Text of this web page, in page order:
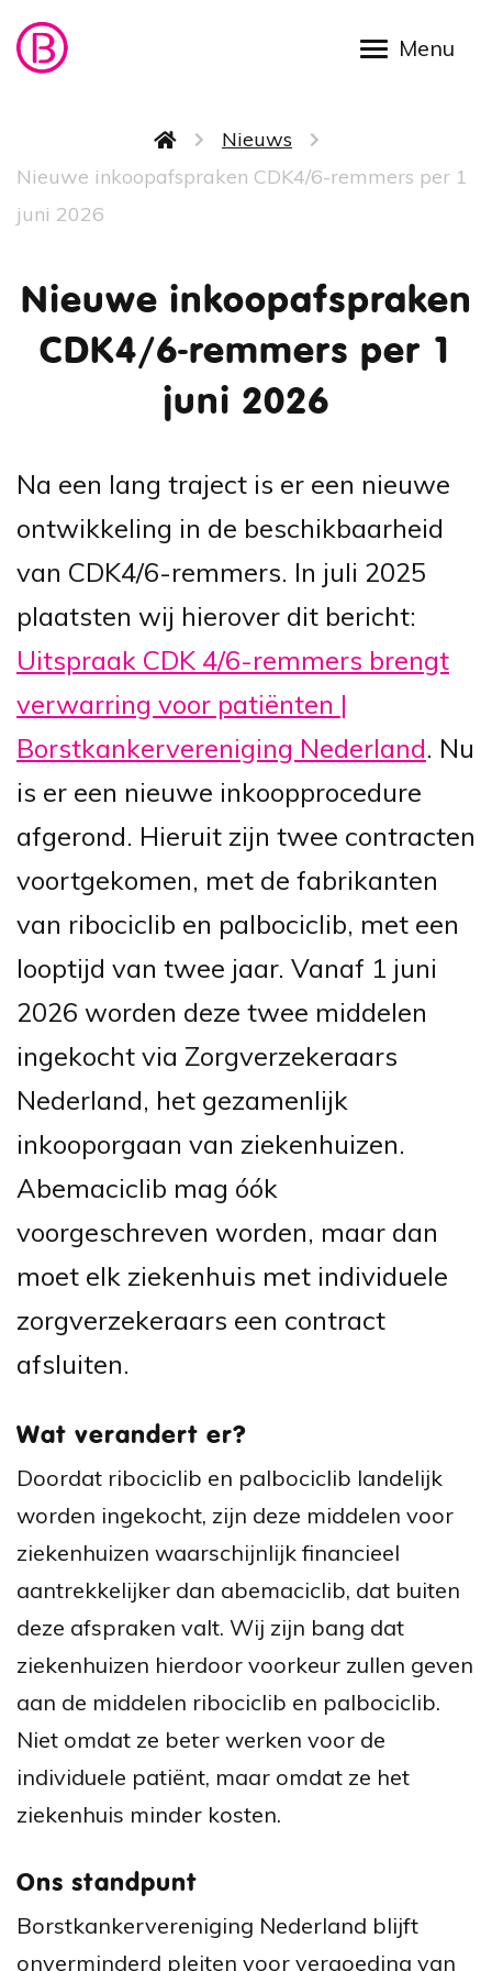
Overslaan en naar de inhoud gaan
Kruimelpad
Nieuws
Nieuwe inkoopafspraken CDK4/6-remmers per 1
juni 2026
Nieuwe inkoopafspraken
CDK4/6-remmers per 1
juni 2026
Na een lang traject is er een nieuwe
ontwikkeling in de beschikbaarheid
van CDK4/6-remmers. In juli 2025
plaatsten wij hierover dit bericht:
Uitspraak CDK 4/6-remmers brengt
verwarring voor patiënten |
Borstkankervereniging Nederland. Nu
is er een nieuwe inkoopprocedure
afgerond. Hieruit zijn twee contracten
voortgekomen, met de fabrikanten
van ribociclib en palbociclib, met een
looptijd van twee jaar. Vanaf 1 juni
2026 worden deze twee middelen
ingekocht via Zorgverzekeraars
Nederland, het gezamenlijk
inkooporgaan van ziekenhuizen.
Abemaciclib mag óók
voorgeschreven worden, maar dan
moet elk ziekenhuis met individuele
zorgverzekeraars een contract
afsluiten.
Wat verandert er?
Doordat ribociclib en palbociclib landelijk
worden ingekocht, zijn deze middelen voor
ziekenhuizen waarschijnlijk financieel
aantrekkelijker dan abemaciclib, dat buiten
deze afspraken valt. Wij zijn bang dat
ziekenhuizen hierdoor voorkeur zullen geven
aan de middelen ribociclib en palbociclib.
Niet omdat ze beter werken voor de
individuele patiënt, maar omdat ze het
ziekenhuis minder kosten.
Ons standpunt
Borstkankervereniging Nederland blijft
onverminderd pleiten voor vergoeding van